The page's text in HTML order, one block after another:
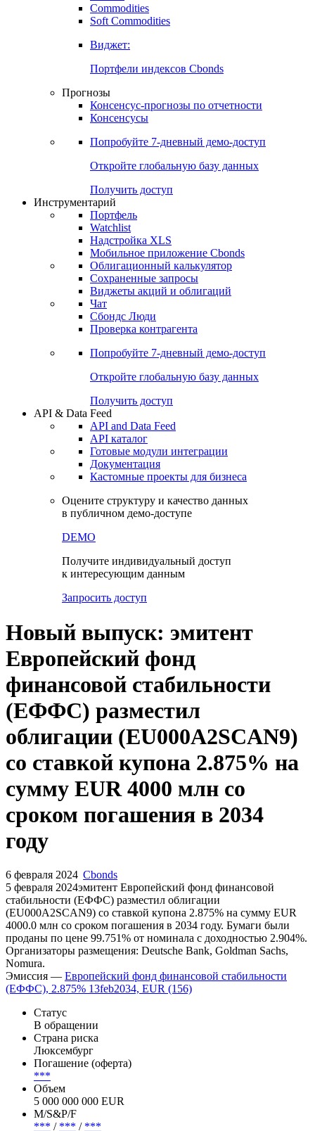
Commodities
Золото
Бензин
Soft Commodities
Виджет:
Портфели индексов Cbonds
Прогнозы
Консенсусы
Попробуйте7-дневный
Откройте глобальную базу данных
Получить доступ
Инструментарий
Портфель
Watchlist
Надстройка XLS
Мобильное приложение Cbonds
Облигационный калькулятор
Сохраненные запросы
Чат
Проверка контрагента
Попробуйте7-дневный
Откройте глобальную базу данных
Получить доступ
API & Data Feed
API and Data Feed
Готовые модули интеграции
Документация
в публичном демо-доступе
к интересующим данным
Запросить доступ
Новый выпуск: эмитент
Европейский фонд
финансовой стабильности
(ЕФФС) разместил
облигации (EU000A2SCAN9)
со ставкой купона 2.875% на
сумму EUR 4000 млн со
году
6 февраля 2024 Cbonds
5 февраля 2024эмитент Европейский фонд финансовой
стабильности (ЕФФС) разместил облигации
(EU000A2SCAN9) cо ставкой купона 2.875% на сумму EUR
4000.0 млн со сроком погашения в 2034 году. Бумаги были
проданы по цене 99.751% от номинала с доходностью 2.904%.
Nomura.
Эмиссия —Европейский фонд финансовой стабильности
(ЕФФС), 2.875% 13feb2034, EUR (156)
Статус
В обращении
Страна риска
Люксембург
Погашение (оферта)
***